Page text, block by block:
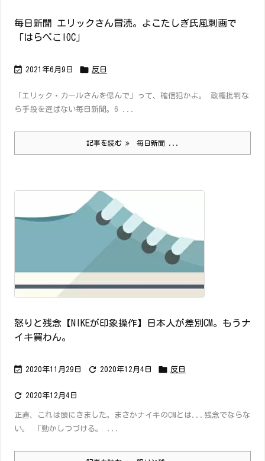
毎日新聞 エリックさん冒涜。よこたしぎ氏風刺画で
「はらぺこIOC」
 2021年6月9日  反日
「エリック・カールさんを偲んで」って、確信犯かよ。 政権批判な
ら手段を選ばない毎日新聞。6 ...
記事を読む 毎日新聞 ...
怒りと残念【NIKEが印象操作】日本人が差別CM。もうナ
イキ買わん。
 2020年11月29日  2020年12月4日  反日
 2020年12月4日
正直、これは頭にきました。まさかナイキのCMとは...残念でならな
い。 「動かしつづける。 ...